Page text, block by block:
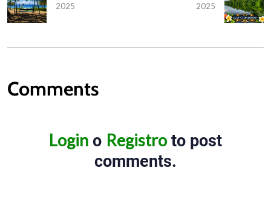
2025
2025
Comments
Login o Registroto post
comments.